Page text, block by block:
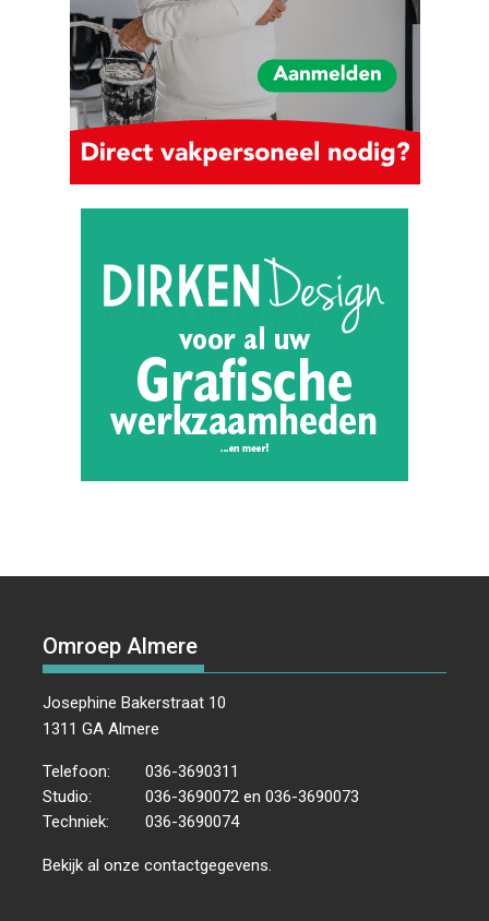
Omroep Almere
Josephine Bakerstraat 10
1311 GA Almere
Telefoon:
036-3690311
Studio:
036-3690072 en 036-3690073
Techniek:
036-3690074
Bekijk al onzecontactgegevens